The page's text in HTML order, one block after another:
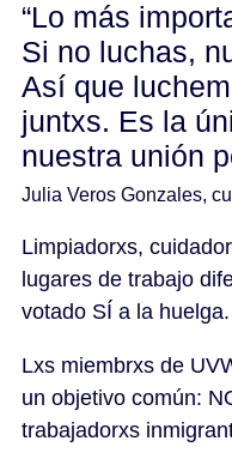
“Lo más
Si no luchas,
Así que
juntxs. Es la
nuestra unión
Julia Veros Gonzales,
Limpiadorxs,
lugares de trabajo
votado SÍ a la huelga.
Lxs miembrxs de
un objetivo común:
trabajadorxs